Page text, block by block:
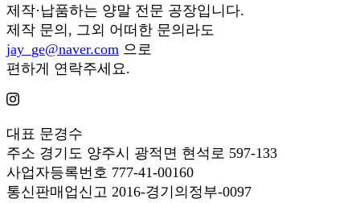
제작·납품하는 양말 전문 공장입니다.
제작 문의, 그외 어떠한 문의라도
jay_ge@naver.com 으로
편하게 연락주세요.
대표 문경수
주소 경기도 양주시 광적면 현석로 597-133
사업자등록번호 777-41-00160
통신판매업신고 2016-경기의정부-0097